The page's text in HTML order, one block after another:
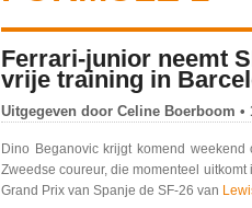
Ferrari-junior neemt
vrije training in
Uitgegeven door Celine Boerboom •
Dino Beganovic krijgt komend
Zweedse coureur, die momenteel
Grand Prix van Spanje de SF-26 van